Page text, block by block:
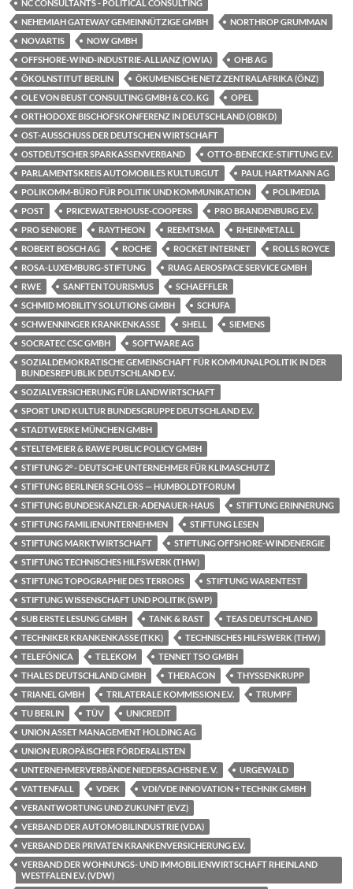
NC CONSULTANTS - POLITICAL CONSULTING
NEHEMIAH GATEWAY GEMEINNÜTZIGE GMBH
NORTHROP GRUMMAN
NOVARTIS
NOW GMBH
OFFSHORE-WIND-INDUSTRIE-ALLIANZ (OWIA)
OHB AG
ÖKOLNSTITUT BERLIN
ÖKUMENISCHE NETZ ZENTRALAFRIKA (ÖNZ)
OLE VON BEUST CONSULTING GMBH & CO. KG
OPEL
ORTHODOXE BISCHOFSKONFERENZ IN DEUTSCHLAND (OBKD)
OST-AUSSCHUSS DER DEUTSCHEN WIRTSCHAFT
OSTDEUTSCHER SPARKASSENVERBAND
OTTO-BENECKE-STIFTUNG E.V.
PARLAMENTSKREIS AUTOMOBILES KULTURGUT
PAUL HARTMANN AG
POLIKOMM-BÜRO FÜR POLITIK UND KOMMUNIKATION
POLIMEDIA
POST
PRICEWATERHOUSE-COOPERS
PRO BRANDENBURG E.V.
PRO SENIORE
RAYTHEON REEMTSMA
RHEINMETALL
ROBERT BOSCH AG
ROCHE ROCKET INTERNET
ROLLS ROYCE
ROSA-LUXEMBURG-STIFTUNG
RUAG AEROSPACE SERVICE GMBH
RWE
SANFTEN TOURISMUS
SCHAEFFLER
SCHMID MOBILITY SOLUTIONS GMBH
SCHUFA
SCHWENNINGER KRANKENKASSE
SHELL
SIEMENS
SOCRATEC CSC GMBH
SOFTWARE AG
SOZIALDEMOKRATISCHE GEMEINSCHAFT FÜR KOMMUNALPOLITIK IN DER
BUNDESREPUBLIK DEUTSCHLAND E.V.
SOZIALVERSICHERUNG FÜR LANDWIRTSCHAFT
SPORT UND KULTUR BUNDESGRUPPE DEUTSCHLAND E.V.
STADTWERKE MÜNCHEN GMBH
STELTEMEIER & RAWE PUBLIC POLICY GMBH
STIFTUNG 2° - DEUTSCHE UNTERNEHMER FÜR KLIMASCHUTZ
STIFTUNG BERLINER SCHLOSS — HUMBOLDTFORUM
STIFTUNG BUNDESKANZLER-ADENAUER-HAUS
STIFTUNG ERINNERUNG
STIFTUNG FAMILIENUNTERNEHMEN
STIFTUNG LESEN
STIFTUNG MARKTWIRTSCHAFT
STIFTUNG OFFSHORE-WINDENERGIE
STIFTUNG TECHNISCHES HILFSWERK (THW)
STIFTUNG TOPOGRAPHIE DES TERRORS
STIFTUNG WARENTEST
STIFTUNG WISSENSCHAFT UND POLITIK (SWP)
SUB ERSTE LESUNG GMBH
TANK & RAST
TEAS DEUTSCHLAND
TECHNIKER KRANKENKASSE (TKK)
TECHNISCHES HILFSWERK (THW)
TELEFÓNICA
TELEKOM
TENNET TSO GMBH
THALES DEUTSCHLAND GMBH
THERACON
THYSSENKRUPP
TRIANEL GMBH
TRILATERALE KOMMISSION E.V.
TRUMPF
TU BERLIN
TÜV
UNICREDIT
UNION ASSET MANAGEMENT HOLDING AG
UNION EUROPÄISCHER FÖRDERALISTEN
UNTERNEHMERVERBÄNDE NIEDERSACHSEN E. V.
URGEWALD
VATTENFALL
VDEK
VDI/VDE INNOVATION + TECHNIK GMBH
VERANTWORTUNG UND ZUKUNFT (EVZ)
VERBAND DER AUTOMOBILINDUSTRIE (VDA)
VERBAND DER PRIVATEN KRANKENVERSICHERUNG E.V.
VERBAND DER WOHNUNGS- UND IMMOBILIENWIRTSCHAFT RHEINLAND
WESTFALEN E.V. (VDW)